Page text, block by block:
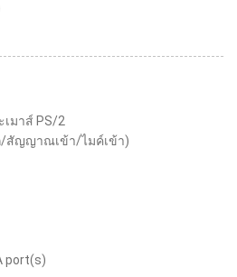
มาส์ PS/2
/สัญญาณเข้า/ไมค์เข้า)
port(s)